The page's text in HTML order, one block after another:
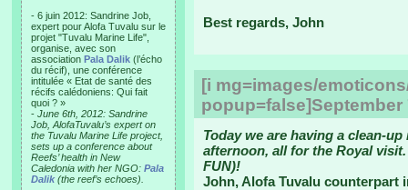
- 6 juin 2012: Sandrine Job,
expert pour Alofa Tuvalu sur le
projet "Tuvalu Marine Life",
organise, avec son
association Pala Dalik (l’écho
du récif), une conférence
intitulée « Etat de santé des
récifs calédoniens: Qui fait
quoi ? »
- June 6th, 2012: Sandrine
Job, AlofaTuvalu’s expert on
the Tuvalu Marine Life project,
sets up a conference about
Reefs’ health in New
Caledonia with her NGO: Pala
Dalik (the reef’s echoes).
Best regards, John
[i mg=images/
Today we are having a clean-
afternoon, all for the Royal
FUN)!
John, Alofa Tuvalu counterpart